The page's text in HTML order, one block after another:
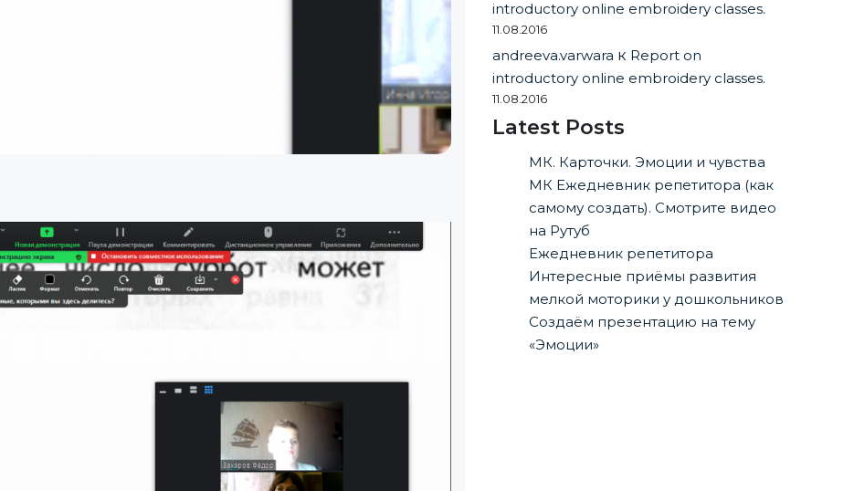
introductory online embroidery classes.
11.08.2016
andreeva.varwara к Report on
introductory online embroidery classes.
11.08.2016
Latest Posts
МК. Карточки. Эмоции и чувства
МК Ежедневник репетитора (как
самому создать). Смотрите видео
на Рутуб
Ежедневник репетитора
Интересные приёмы развития
мелкой моторики у дошкольников
Создаём презентацию на тему
«Эмоции»